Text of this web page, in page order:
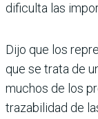
dificulta las
Dijo que los
que se trata de
muchos de los
trazabilidad de